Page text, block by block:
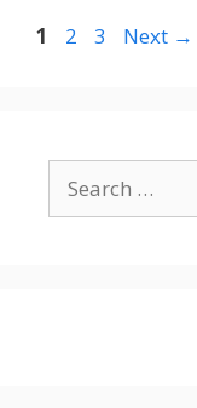
Page
1 Page
2 Page
3 Next →
for: